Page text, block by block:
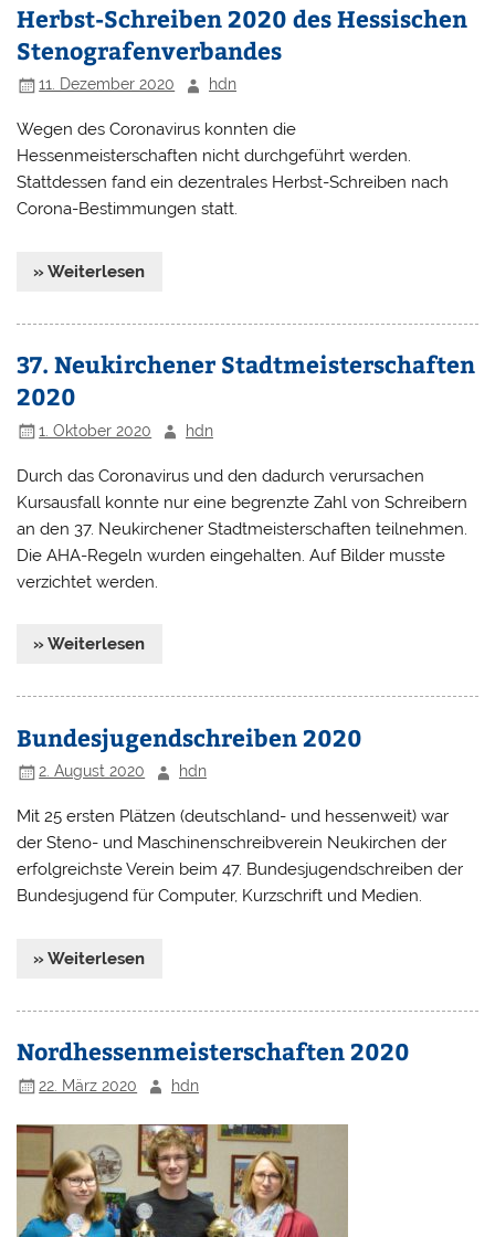
Herbst-Schreiben 2020 des Hessischen
Stenografenverbandes
11. Dezember 2020 hdn
Wegen des Coronavirus konnten die
Hessenmeisterschaften nicht durchgeführt werden.
Stattdessen fand ein dezentrales Herbst-Schreiben nach
Corona-Bestimmungen statt.
» Weiterlesen
37. Neukirchener Stadtmeisterschaften
2020
1. Oktober 2020 hdn
Durch das Coronavirus und den dadurch verursachen
Kursausfall konnte nur eine begrenzte Zahl von Schreibern
an den 37. Neukirchener Stadtmeisterschaften teilnehmen.
Die AHA-Regeln wurden eingehalten. Auf Bilder musste
verzichtet werden.
» Weiterlesen
Bundesjugendschreiben 2020
2. August 2020 hdn
Mit 25 ersten Plätzen (deutschland- und hessenweit) war
der Steno- und Maschinenschreibverein Neukirchen der
erfolgreichste Verein beim 47. Bundesjugendschreiben der
Bundesjugend für Computer, Kurzschrift und Medien.
» Weiterlesen
Nordhessenmeisterschaften 2020
22. März 2020 hdn